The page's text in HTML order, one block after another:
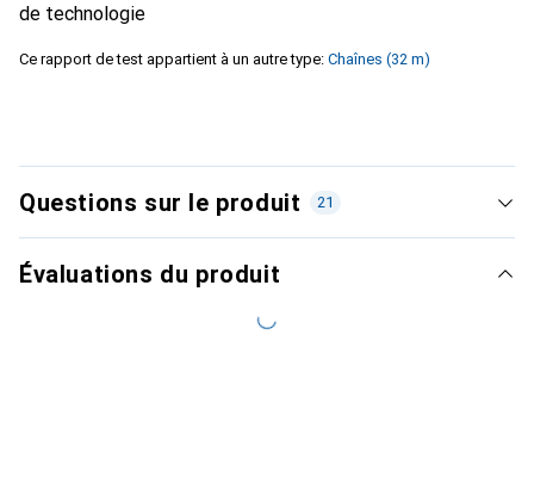
de technologie
Ce rapport de test appartient à un autre type: Chaînes (32 m)
Questions sur le produit 21
Évaluations du produit